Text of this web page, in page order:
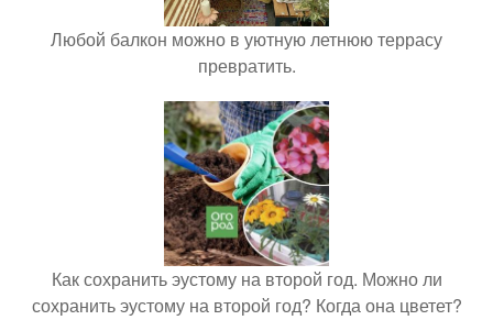
Любой балкон можно в уютную летнюю террасу
превратить.
Как сохранить эустому на второй год. Можно ли
сохранить эустому на второй год? Когда она цветет?